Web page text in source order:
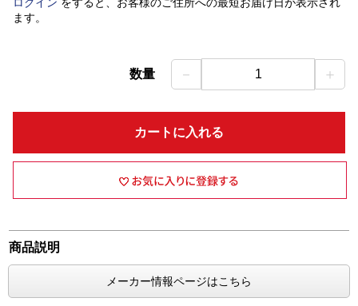
ます。
数量 － 1 ＋
カートに入れる
商品説明
メーカー情報ページはこちら